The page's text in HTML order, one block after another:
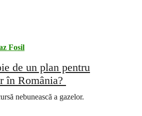
Fosil
de un plan pentru
în România?
nebunească a gazelor.